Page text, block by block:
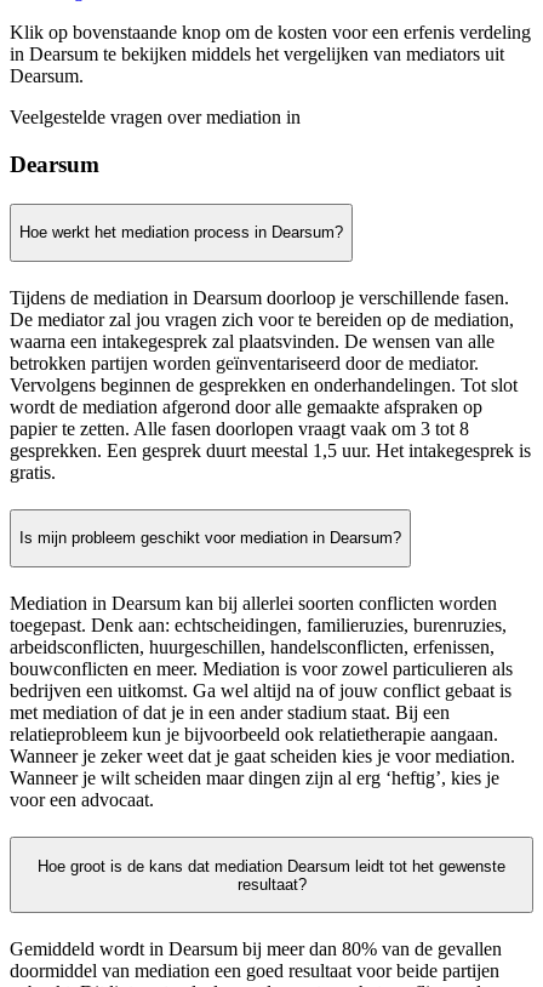
Klik op bovenstaande knop om de kosten voor een erfenis verdeling
in Dearsum te bekijken middels het vergelijken van mediators uit
Dearsum.
Veelgestelde vragen over mediation in
Dearsum
Hoe werkt het mediation process in Dearsum?
Tijdens de mediation in Dearsum doorloop je verschillende fasen.
De mediator zal jou vragen zich voor te bereiden op de mediation,
waarna een intakegesprek zal plaatsvinden. De wensen van alle
betrokken partijen worden geïnventariseerd door de mediator.
Vervolgens beginnen de gesprekken en onderhandelingen. Tot slot
wordt de mediation afgerond door alle gemaakte afspraken op
papier te zetten. Alle fasen doorlopen vraagt vaak om 3 tot 8
gesprekken. Een gesprek duurt meestal 1,5 uur. Het intakegesprek is
gratis.
Is mijn probleem geschikt voor mediation in Dearsum?
Mediation in Dearsum kan bij allerlei soorten conflicten worden
toegepast. Denk aan: echtscheidingen, familieruzies, burenruzies,
arbeidsconflicten, huurgeschillen, handelsconflicten, erfenissen,
bouwconflicten en meer. Mediation is voor zowel particulieren als
bedrijven een uitkomst. Ga wel altijd na of jouw conflict gebaat is
met mediation of dat je in een ander stadium staat. Bij een
relatieprobleem kun je bijvoorbeeld ook relatietherapie aangaan.
Wanneer je zeker weet dat je gaat scheiden kies je voor mediation.
Wanneer je wilt scheiden maar dingen zijn al erg ‘heftig’, kies je
voor een advocaat.
Hoe groot is de kans dat mediation Dearsum leidt tot het gewenste
resultaat?
Gemiddeld wordt in Dearsum bij meer dan 80% van de gevallen
doormiddel van mediation een goed resultaat voor beide partijen